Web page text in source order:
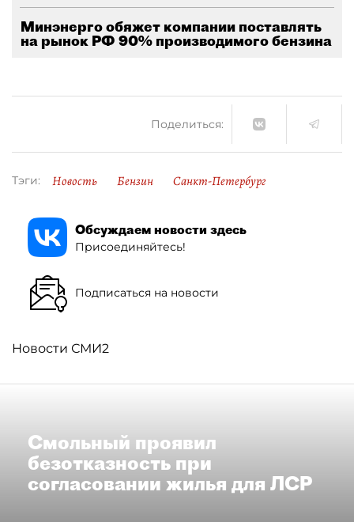
Минэнерго обяжет компании поставлять
на рынок РФ 90% производимого бензина
Поделиться:
Тэги: Новость Бензин Санкт-Петербург
Обсуждаем новости здесь
Присоединяйтесь!
Подписаться на новости
Новости СМИ2
Смольный проявил
безотказность при
согласовании жилья для ЛСР